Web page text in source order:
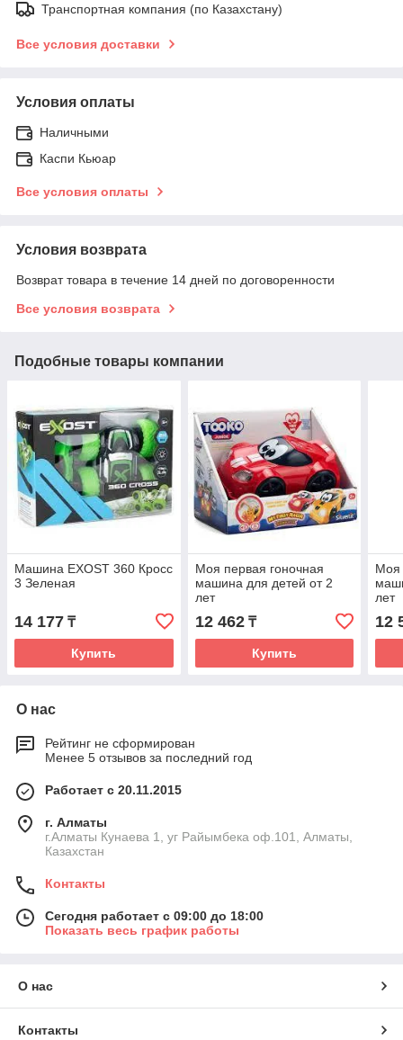
Транспортная компания (по Казахстану)
Все условия доставки
Условия оплаты
Наличными
Каспи Кьюар
Все условия оплаты
Условия возврата
Возврат товара в течение 14 дней по договоренности
Все условия возврата
Подобные товары компании
Машина EXOST 360 Кросс
3 Зеленая
14 177 ₸
Купить
Моя первая гоночная
машина для детей от 2
лет
12 462₸
Купить
Моя
лет
12
О нас
Рейтинг не сформирован
Менее 5 отзывов за последний год
Работает с 20.11.2015
г. Алматы
г.Алматы Кунаева 1, уг Райымбека оф.101, Алматы,
Казахстан
Контакты
Сегодня работает с 09:00 до 18:00
Показать весь график работы
О нас
Контакты